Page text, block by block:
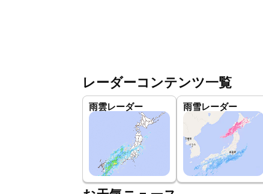
レーダーコンテンツ一覧
雨雲レーダー 雨雪レーダー